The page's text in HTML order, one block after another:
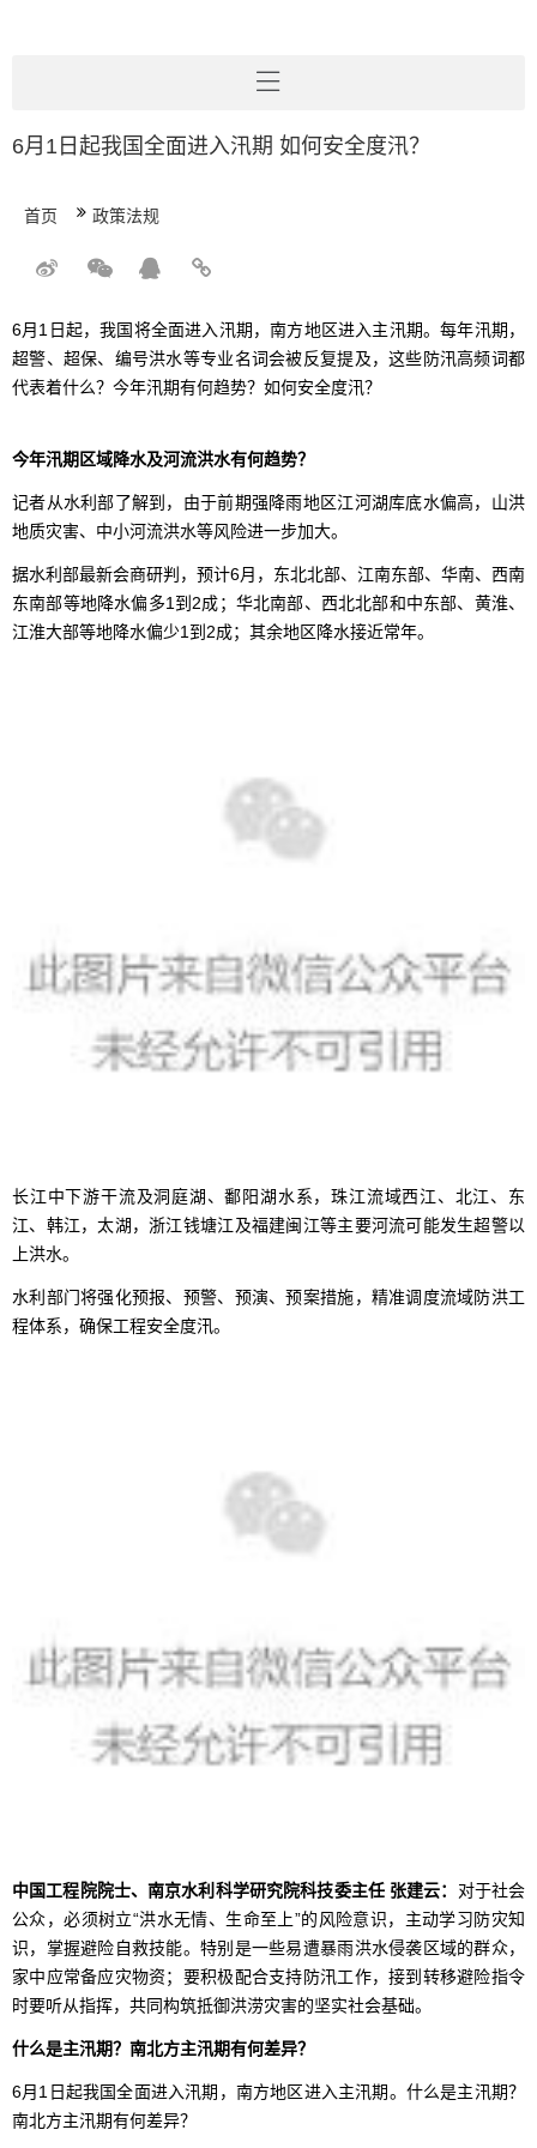
6月1日起我国全面进入汛期 如何安全度汛？
首页 政策法规
6月1日起，我国将全面进入汛期，南方地区进入主汛期。每年汛期，
超警、超保、编号洪水等专业名词会被反复提及，这些防汛高频词都
代表着什么？今年汛期有何趋势？如何安全度汛？
今年汛期区域降水及河流洪水有何趋势？
记者从水利部了解到，由于前期强降雨地区江河湖库底水偏高，山洪
地质灾害、中小河流洪水等风险进一步加大。
据水利部最新会商研判，预计6月，东北北部、江南东部、华南、西南
东南部等地降水偏多1到2成；华北南部、西北北部和中东部、黄淮、
江淮大部等地降水偏少1到2成；其余地区降水接近常年。
长江中下游干流及洞庭湖、鄱阳湖水系，珠江流域西江、北江、东
江、韩江，太湖，浙江钱塘江及福建闽江等主要河流可能发生超警以
上洪水。
水利部门将强化预报、预警、预演、预案措施，精准调度流域防洪工
程体系，确保工程安全度汛。
中国工程院院士、南京水利科学研究院科技委主任 张建云： 对于社会
公众，必须树立“洪水无情、生命至上”的风险意识，主动学习防灾知
识，掌握避险自救技能。特别是一些易遭暴雨洪水侵袭区域的群众，
家中应常备应灾物资；要积极配合支持防汛工作，接到转移避险指令
时要听从指挥，共同构筑抵御洪涝灾害的坚实社会基础。
什么是主汛期？南北方主汛期有何差异？
6月1日起我国全面进入汛期，南方地区进入主汛期。什么是主汛期？
南北方主汛期有何差异？